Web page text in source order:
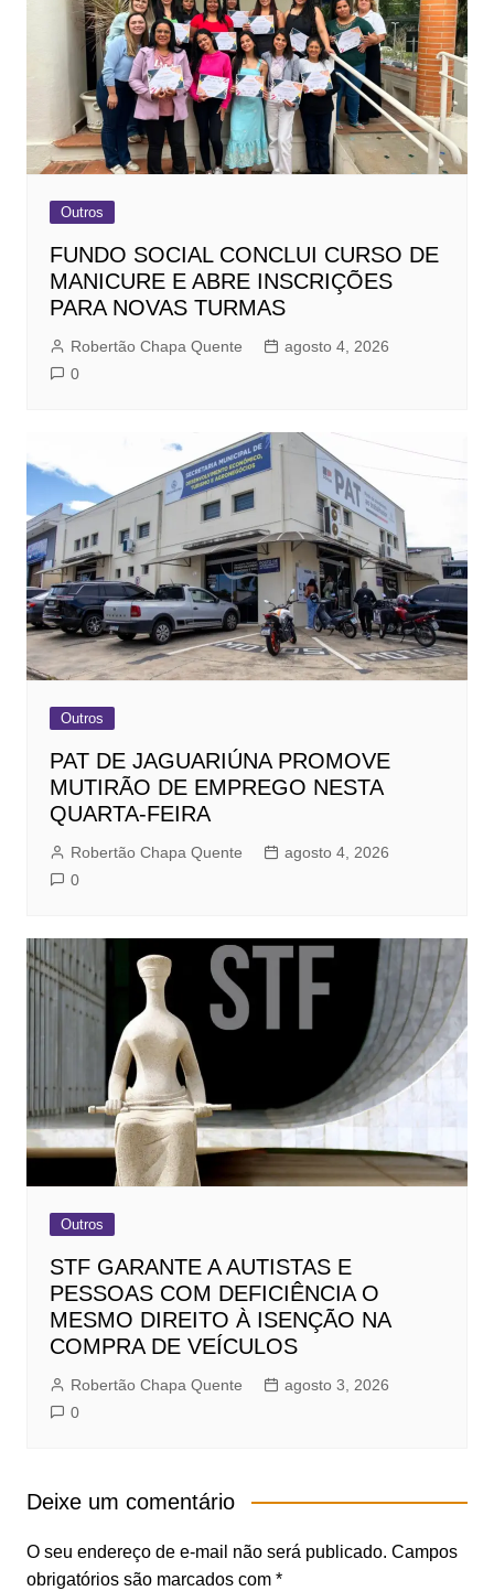
Outros
FUNDO SOCIAL CONCLUI CURSO DE
MANICURE E ABRE INSCRIÇÕES
PARA NOVAS TURMAS
Robertão Chapa Quente
agosto 4, 2026
0
Outros
PAT DE JAGUARIÚNA PROMOVE
MUTIRÃO DE EMPREGO NESTA
QUARTA-FEIRA
Robertão Chapa Quente
agosto 4, 2026
0
Outros
STF GARANTE A AUTISTAS E
PESSOAS COM DEFICIÊNCIA O
MESMO DIREITO À ISENÇÃO NA
COMPRA DE VEÍCULOS
Robertão Chapa Quente
agosto 3, 2026
0
Deixe um comentário
O seu endereço de e-mail não será publicado. Campos
obrigatórios são marcados com *